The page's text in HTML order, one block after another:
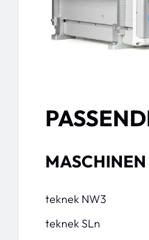
MASCHINEN
teknek NW3
teknek SLn